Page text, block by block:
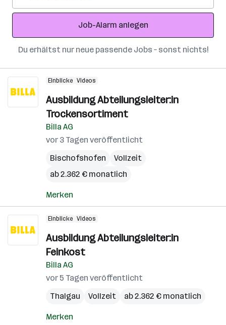
Adresse
Job-Alarm anlegen
Du erhältst nur neue passende Jobs – sonst nichts!
Einblicke Videos
Ausbildung Abteilungsleiter:in
Trockensortiment
Billa AG
vor 3 Tagen veröffentlicht
Bischofshofen
Vollzeit
ab 2.362 € monatlich
Merken
Einblicke Videos
Ausbildung Abteilungsleiter:in
Feinkost
Billa AG
vor 5 Tagen veröffentlicht
Thalgau
Vollzeit ab 2.362 € monatlich
Merken